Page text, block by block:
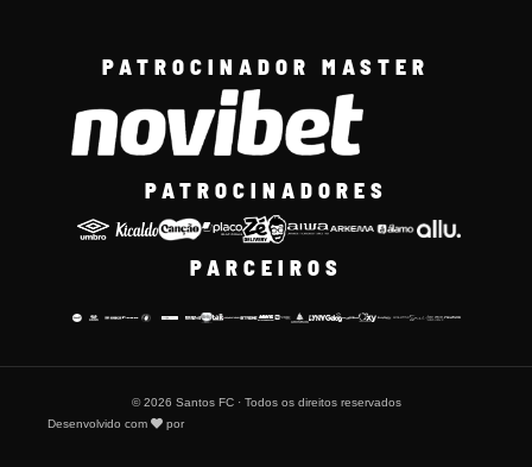
PATROCINADOR MASTER
PATROCINADORES
PARCEIROS
© 2026 Santos FC · Todos os direitos reservados
Desenvolvido com
por